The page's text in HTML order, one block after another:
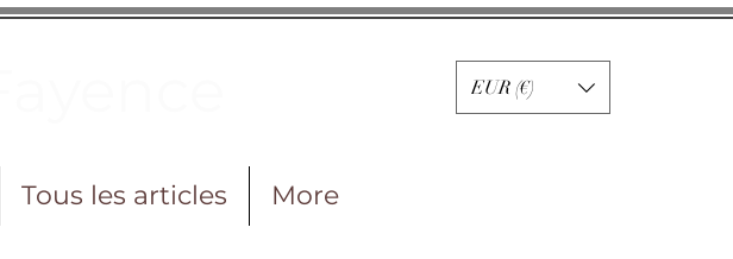
EUR (€)
Tous les articles More